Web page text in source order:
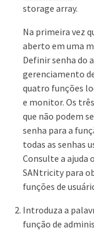
storage array.
Na primeira vez
aberto em uma
Definir senha do
gerenciamento
quatro funções
e monitor. Os
que não podem
senha para a
todas as senhas
Consulte a ajuda
SANtricity para
funções de
Introduza a
função de